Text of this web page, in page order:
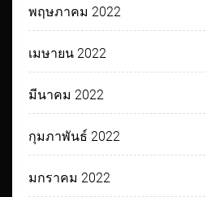
พฤษภาคม 2022
เมษายน 2022
มีนาคม 2022
กุมภาพันธ์ 2022
มกราคม 2022